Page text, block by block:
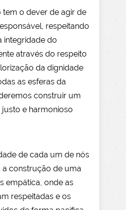
tem o dever de agir de
respeitando
integridade do
através do respeito
da dignidade
as esferas da
construir um
e harmonioso
de cada um de nós
construção de uma
empática, onde as
respeitadas e os